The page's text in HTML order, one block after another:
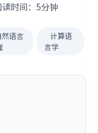
时间：5分钟
然语言
计算语
言学